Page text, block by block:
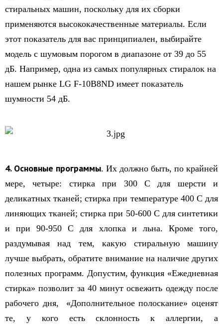
стиральных машин, поскольку для их сборки
применяются высококачественные материалы. Если
этот показатель для вас принципиален, выбирайте
модель с шумовым порогом в диапазоне от 39 до 55
дБ. Например, одна из самых популярных стиралок на
нашем рынке LG F-10B8ND имеет показатель
шумности 54 дБ.
4. Основные программы. Их должно быть, по крайней
мере, четыре: стирка при 300 С для шерсти и
деликатных тканей; стирка при температуре 400С для
линяющих тканей; стирка при 50-600С для синтетики
и при 90-950 С для хлопка и льна. Кроме того,
раздумывая над тем, какую стиральную машину
лучше выбрать, обратите внимание на наличие других
полезных программ. Допустим, функция «Ежедневная
стирка» позволит за 40 минут освежить одежду после
рабочего дня, «Дополнительное полоскание» оценят
те, у кого есть склонность к аллергии, а